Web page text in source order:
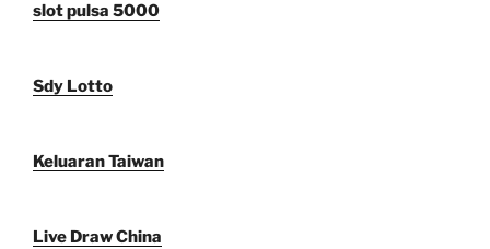
slot pulsa 5000
Sdy Lotto
Keluaran Taiwan
Live Draw China